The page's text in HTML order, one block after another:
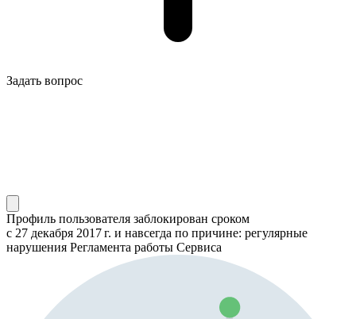
Задать вопрос
Профиль пользователя заблокирован сроком
с 27 декабря 2017 г. и навсегда по причине: регулярные
нарушения Регламента работы Сервиса